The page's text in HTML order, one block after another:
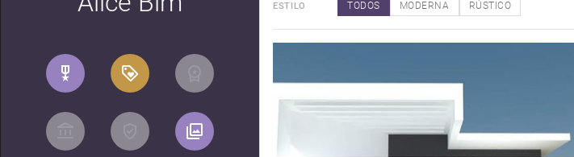
ESTILO TODOS MODERNA RÚSTICO